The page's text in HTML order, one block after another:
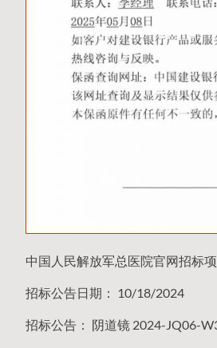
中国人民解放军总医院官网招标
招标公告日期： 10/18/2024
招标公告： 阴道镜 2024-JQ06-